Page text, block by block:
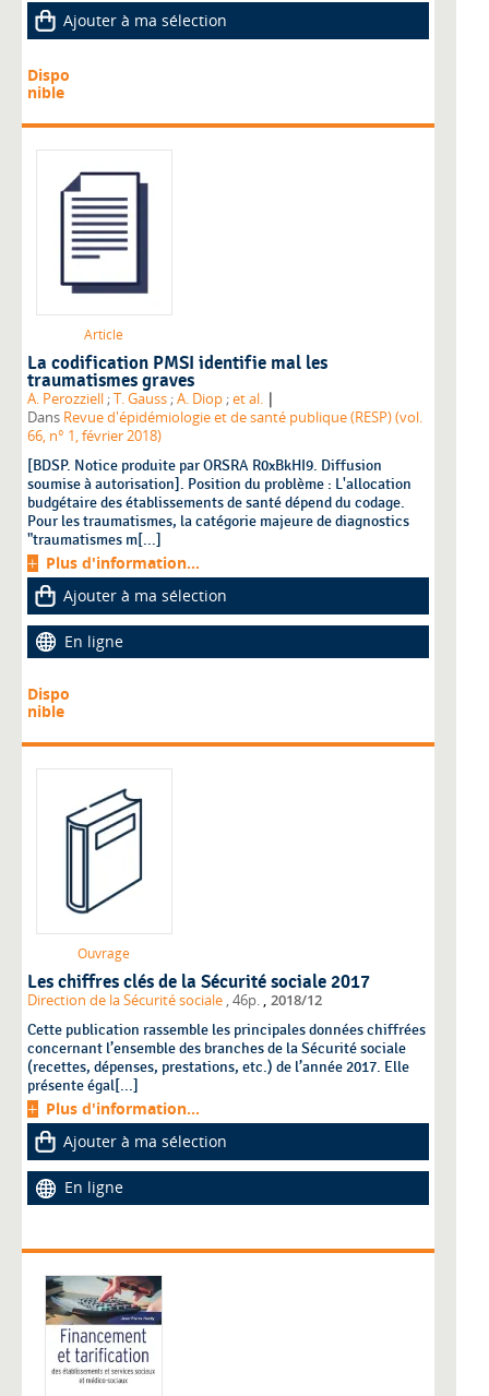
Ajouter à ma sélection
Dispo
nible
Article
La codification PMSI identifie mal les
traumatismes graves
A. Perozziell ;T. Gauss ;A. Diop ;et al. |
Dans Revue d'épidémiologie et de santé publique (RESP) (vol.
66, n° 1, février 2018)
[BDSP. Notice produite par ORSRA R0xBkHI9. Diffusion
soumise à autorisation]. Position du problème : L'allocation
budgétaire des établissements de santé dépend du codage.
Pour les traumatismes, la catégorie majeure de diagnostics
"traumatismes m[...]
Plus d'information...
Ajouter à ma sélection
En ligne
Dispo
nible
Ouvrage
Les chiffres clés de la Sécurité sociale 2017
Direction de la Sécurité sociale, 46p. , 2018/12
Cette publication rassemble les principales données chiffrées
concernant l’ensemble des branches de la Sécurité sociale
(recettes, dépenses, prestations, etc.) de l’année 2017. Elle
présente égal[...]
Plus d'information...
Ajouter à ma sélection
En ligne